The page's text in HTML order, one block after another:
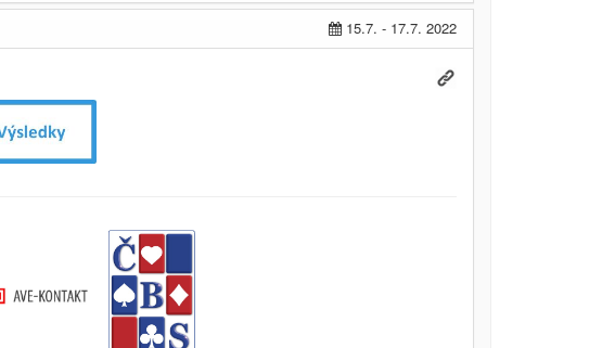
15.7. - 17.7. 2022